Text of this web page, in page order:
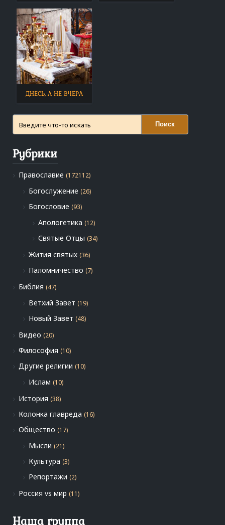
ДНЕСЬ, А НЕ ВЧЕРА
Поиск
Рубрики
Православие (172112)
Богослужение (26)
Богословие (93)
Апологетика (12)
Святые Отцы (34)
Жития святых (36)
Паломничество (7)
Библия (47)
Ветхий Завет (19)
Новый Завет (48)
Видео (20)
Философия (10)
Другие религии (10)
Ислам (10)
История (38)
Колонка главреда (16)
Общество (17)
Мысли (21)
Культура (3)
Репортажи (2)
Россия vs мир (11)
Наша группа